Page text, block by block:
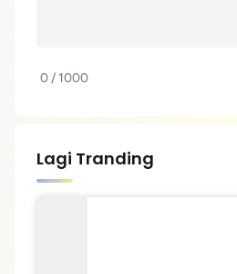
0 / 1000
Lagi Tranding